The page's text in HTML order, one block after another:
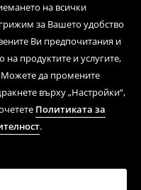
на всички
за Вашето удобство
Ви предпочитания и
продуктите и услугите,
да промените
върху „Настройки“,
Политиката за
.